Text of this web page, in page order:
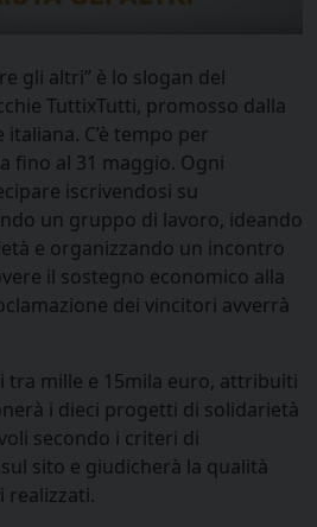
gli altri” è lo slogan del
TuttixTutti, promosso dalla
C’è tempo per
fino al 31 maggio. Ogni
iscrivendosi su
un gruppo di lavoro, ideando
e organizzando un incontro
il sostegno economico alla
dei vincitori avverrà
tra mille e 15mila euro, attribuiti
i dieci progetti di solidarietà
secondo i criteri di
sito e giudicherà la qualità
realizzati.